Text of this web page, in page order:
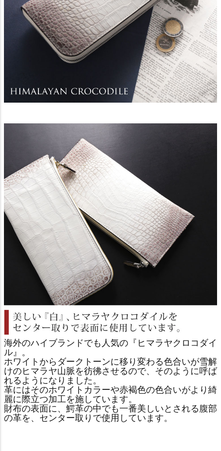
海外のハイブランドでも人気の『ヒマラヤクロコダイ
ル』。
ホワイトからダークトーンに移り変わる色合いが雪解
けのヒマラヤ山脈を彷彿させるので、そのように呼ば
れるようになりました。
革にはそのホワイトカラーや赤褐色の色合いがより綺
麗に際立つ加工を施しています。
財布の表面に、鰐革の中でも一番美しいとされる腹部
の革を、センター取りで使用しています。